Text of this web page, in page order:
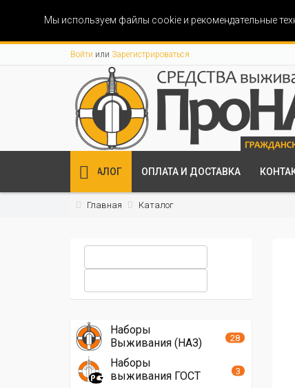
Мы используем файлы cookie и рекомендательные
Войти или Зарегистрироваться
КАТАЛОГ ОПЛАТА И ДОСТАВКА
Главная Каталог
Наборы
Выживания (НАЗ)
28
Наборы
выживания ГОСТ
3